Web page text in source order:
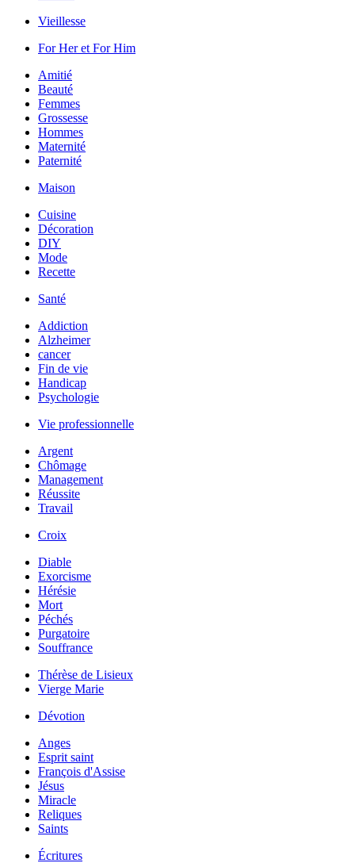
Vieillesse
For Her et For Him
Amitié
Beauté
Femmes
Grossesse
Hommes
Maternité
Paternité
Maison
Cuisine
Décoration
DIY
Mode
Recette
Santé
Addiction
Alzheimer
cancer
Fin de vie
Handicap
Psychologie
Vie professionnelle
Argent
Chômage
Management
Réussite
Travail
Croix
Diable
Exorcisme
Hérésie
Mort
Péchés
Purgatoire
Souffrance
Thérèse de Lisieux
Vierge Marie
Dévotion
Anges
Esprit saint
François d'Assise
Jésus
Miracle
Reliques
Saints
Écritures